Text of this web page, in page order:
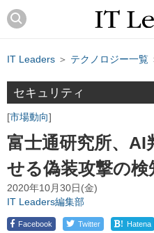
IT Leaders ＞ テクノロジー一覧
セキュリティ
市場動向
富士通研究所、AI
せる偽装攻撃の検
2020年10月30日(金)
IT Leaders編集部
Facebook Twitter ! Hatena